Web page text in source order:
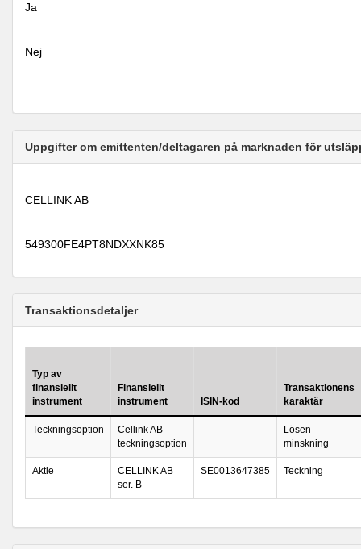
Ja
Nej
Uppgifter om emittenten/deltagaren på marknaden för
CELLINK AB
549300FE4PT8NDXXNK85
Transaktionsdetaljer
Typ av
finansiellt
instrument
Finansiellt
instrument
ISIN-kod
Transaktionens
karaktär
Teckningsoption
Cellink AB
teckningsoption
Lösen
minskning
Aktie
CELLINK AB
ser. B
SE0013647385 Teckning